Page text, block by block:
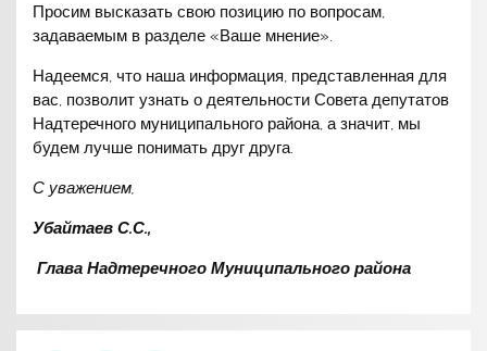
Просим высказать свою позицию по вопросам,
задаваемым в разделе «Ваше мнение».
Надеемся, что наша информация, представленная для
вас, позволит узнать о деятельности Совета депутатов
Надтеречного муниципального района, а значит, мы
будем лучше понимать друг друга.
С уважением,
Убайтаев С.С.,
Глава Надтеречного Муниципального района